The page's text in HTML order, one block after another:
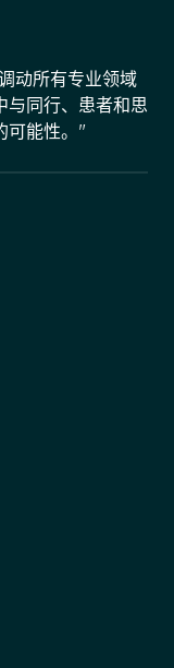
动所有专业领域
与同行、患者和思
可能性。"